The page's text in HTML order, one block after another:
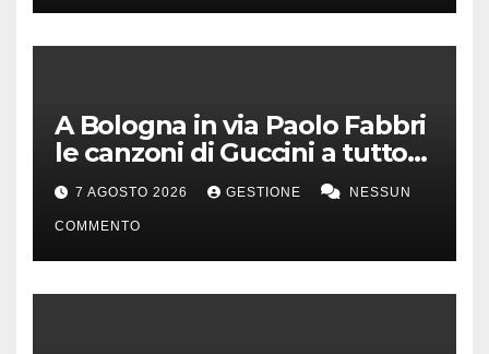
A Bologna in via Paolo Fabbri
le canzoni di Guccini a tutto
volume
7 AGOSTO 2026 GESTIONE NESSUN
COMMENTO